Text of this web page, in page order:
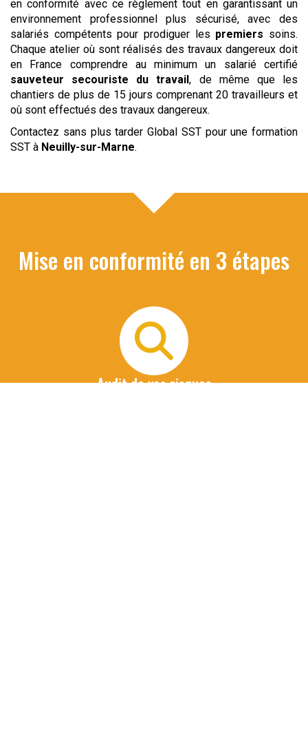
en conformité avec ce règlement tout en garantissant un
environnement professionnel plus sécurisé, avec des
salariés compétents pour prodiguer les premiers soins.
Chaque atelier où sont réalisés des travaux dangereux doit
en France comprendre au minimum un salarié certifié
sauveteur
secouriste du travail, de même que les
chantiers de plus de 15 jours comprenant 20 travailleurs et
où sont effectués des travaux dangereux.
Contactez sans plus tarder Global SST pour une formation
SST à Neuilly-sur-Marne.
Mise en conformité en 3 étapes
Audit de vos risques